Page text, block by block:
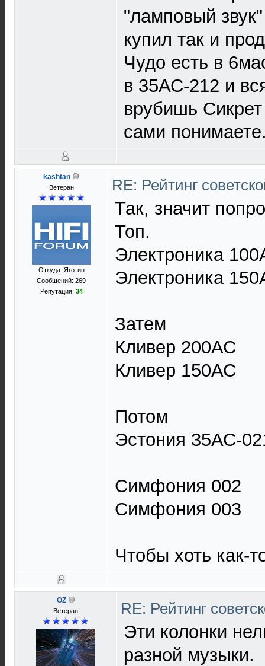
"ламповый
купил так и
Чудо есть в
в 35АС-212 и
врубишь
сами
kashtan
Ветеран
Откуда: Яготин
Сообщений: 269
Репутация: 34
RE: Рейтинг
Так, значит
Топ.
Электроника
Электроника
Затем
Кливер 200АС
Кливер 150АС
Потом
Эстония 35АС-
Симфония 002
Симфония 003
Чтобы хоть как-
OZ
Ветеран RE: Рейтинг
Эти колонки
разной музыки.